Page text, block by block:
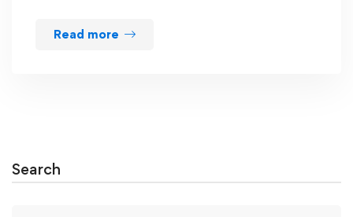
Read more
Search